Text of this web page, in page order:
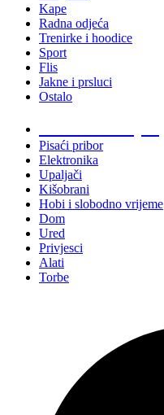
Kape
Radna odjeća
Trenirke i hoodice
Sport
Flis
Jakne i prsluci
Ostalo
Pisaći pribor
Elektronika
Upaljači
Kišobrani
Hobi i slobodno vrijeme
Dom
Ured
Privjesci
Alati
Torbe